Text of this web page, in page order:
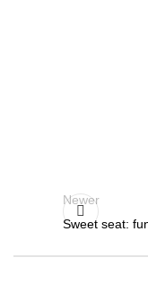
Newer
Sweet seat: